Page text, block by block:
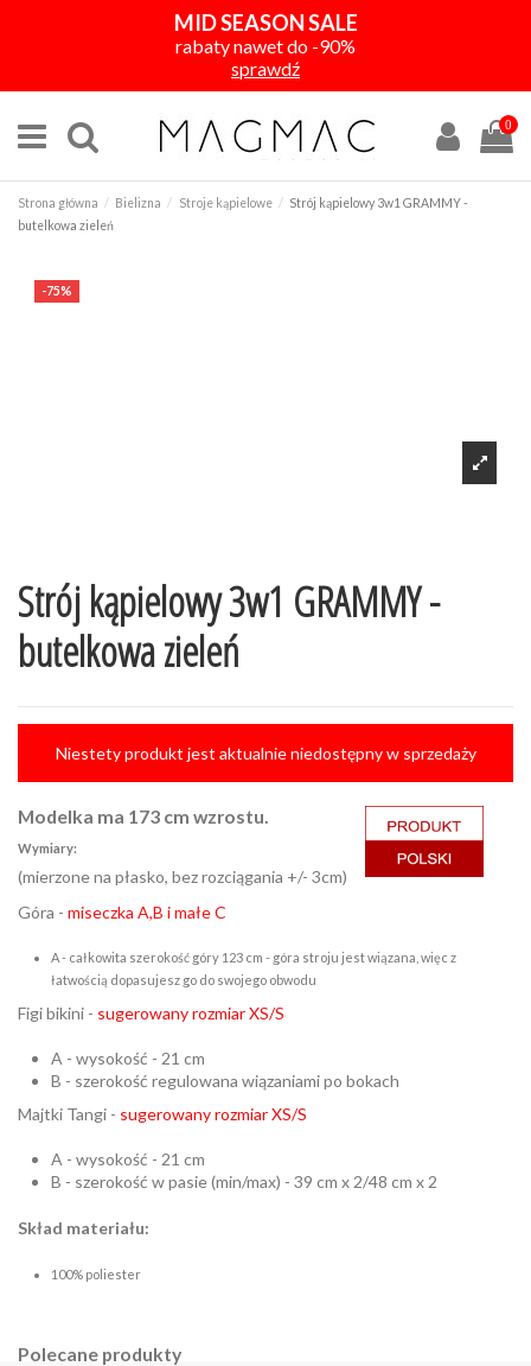
MID SEASON SALE
rabaty nawet do -90%
sprawdź
0
Strona główna Bielizna Stroje kąpielowe
Strój kąpielowy 3w1 GRAMMY -
butelkowa zieleń
-75%
Strój kąpielowy 3w1 GRAMMY -
butelkowa zieleń
Niestety produkt jest aktualnie niedostępny w sprzedaży
Modelka ma 173 cm wzrostu.
Wymiary:
(mierzone na płasko, bez rozciągania +/- 3cm)
Góra - miseczka A,B i małe C
A - całkowita szerokość góry 123 cm - góra stroju jest wiązana, więc z
łatwością dopasujesz go do swojego obwodu
Figi bikini - sugerowany rozmiar XS/S
A - wysokość - 21 cm
B - szerokość regulowana wiązaniami po bokach
Majtki Tangi - sugerowany rozmiar XS/S
A - wysokość - 21 cm
B - szerokość w pasie (min/max) - 39 cm x 2/48 cm x 2
Skład materiału:
100% poliester
Polecane produkty